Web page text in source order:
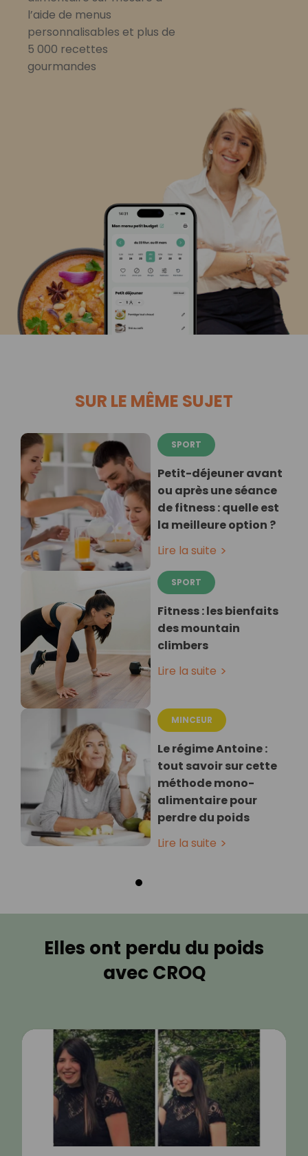
l’aide de menus
personnalisables et plus de
5 000 recettes
gourmandes
SUR LE MÊME SUJET
SPORT
Petit-déjeuner avant
ou après une séance
de fitness : quelle est
la meilleure option ?
Lire la suite
SPORT
Fitness : les bienfaits
des mountain
climbers
Lire la suite
MINCEUR
Le régime Antoine :
tout savoir sur cette
méthode mono-
alimentaire pour
perdre du poids
Lire la suite
Elles ont perdu du poids
avec CROQ